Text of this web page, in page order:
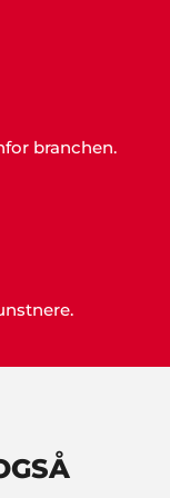
branchen.